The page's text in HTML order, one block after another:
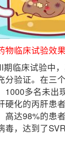
物临床试验效
期临床试验中
分验证。在三
1000多名未出
硬化的丙肝患
高达98%的患
毒，达到了